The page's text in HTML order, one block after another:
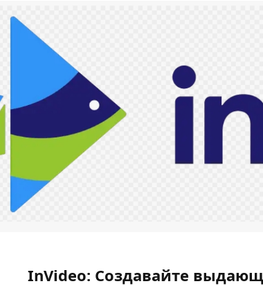
InVideo: Создавайте